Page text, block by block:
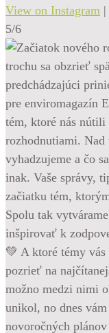
View on Instagram |
5/6